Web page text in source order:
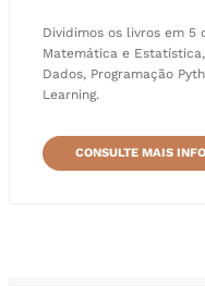
Dividimos os livros em 5
Matemática e
Dados, Programação
Learning.
CONSULTE MAIS